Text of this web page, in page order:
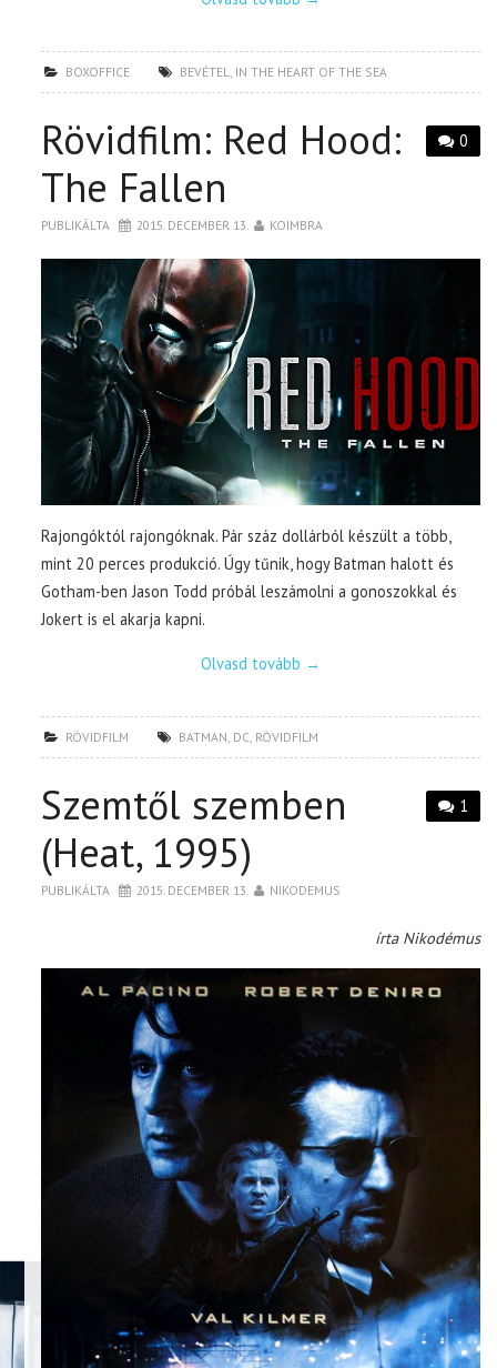
BOXOFFICE BEVÉTEL, IN THE HEART OF THE SEA
0
Rövidfilm: Red Hood:
The Fallen
PUBLIKÁLTA 2015. DECEMBER 13. KOIMBRA
Rajongóktól rajongóknak. Pár száz dollárból készült a több,
mint 20 perces produkció. Úgy tűnik, hogy Batman halott és
Gotham-ben Jason Todd próbál leszámolni a gonoszokkal és
Jokert is el akarja kapni.
Olvasd tovább →
RÖVIDFILM BATMAN, DC, RÖVIDFILM
1
Szemtől szemben
(Heat, 1995)
PUBLIKÁLTA 2015. DECEMBER 13. NIKODEMUS
írta Nikodémus